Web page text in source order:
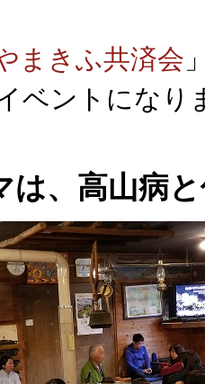
まきふ共済会
ベントになり
は、高山病